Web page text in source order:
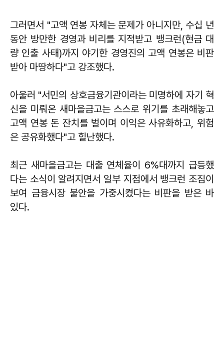
그러면서 "고액 연봉 자체는 문제가 아니지만, 수십 년
동안 방만한 경영과 비리를 지적받고 뱅크런(현금 대
량 인출 사태)까지 야기한 경영진의 고액 연봉은 비판
받아 마땅하다"고 강조했다.
아울러 "서민의 상호금융기관이라는 미명하에 자기 혁
신을 미뤄온 새마을금고는 스스로 위기를 초래해놓고
고액 연봉 돈 잔치를 벌이며 이익은 사유화하고, 위험
은 공유화했다"고 힐난했다.
최근 새마을금고는 대출 연체율이 6%대까지 급등했
다는 소식이 알려지면서 일부 지점에서 뱅크런 조짐이
보여 금융시장 불안을 가중시켰다는 비판을 받은 바
있다.